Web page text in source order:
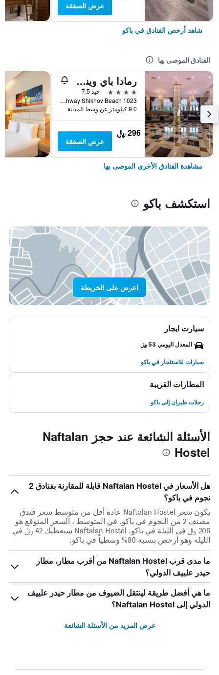
عرض الصفقة
شاهد أرخص الفنادق في باكو
الفنادق الموصى بها
رمادا باي ويندام باكو
4 نجوم
جيد 7.5
Salyan Highway Shikhov Beach 1023, باكو, أذربيجان
9.0 كيلومتر عن وسط المدينة
296 ﷼
عرض الصفقة
مشاهدة الفنادق الأخرى الموصى بها
استكشف باكو
اعرض على الخريطة
سيارت ايجار
المعدل اليومي 53 ﷼
سيارات للاستئجار في باكو
المطارات القريبة
رحلات طيران إلى باكو
الأسئلة الشائعة عند حجز Naftalan
Hostel
هل الأسعار في Naftalan Hostel قابلة للمقارنة بفنادق 2
نجوم في باكو؟
يكون سعر Naftalan Hostel عادة أقل من متوسط ​​سعر فندق
مصنف 2 من النجوم في باكو. في المتوسط ، السعر المتوقع هو
206 ﷼ في الليلة في باكو. Naftalan Hostel سيعطيك 42 ﷼ في
الليلة وهو أرخص بنسبة 80% وسطياً في باكو.
ما مدى قرب Naftalan Hostel من أقرب مطار، مطار
حيدر علييف الدولي؟
ما هي أفضل طريقة لينتقل الضيوف من مطار حيدر علييف
الدولي إلى Naftalan Hostel؟
عرض المزيد من الأسئلة الشائعة